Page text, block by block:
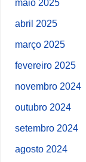
abril 2025
março 2025
fevereiro 2025
novembro 2024
outubro 2024
setembro 2024
agosto 2024